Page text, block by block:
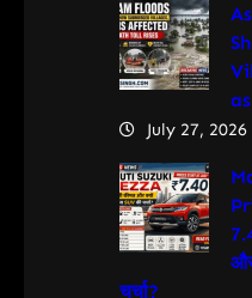
July 27, 2026
चर्चा?